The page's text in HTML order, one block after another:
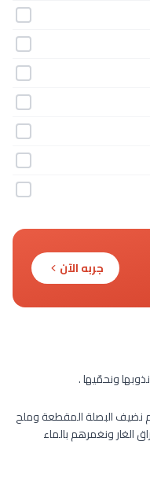
جربه الآن
ونحمّيها .
البصلة المقطعة وملح
ونغمرهم بالماء